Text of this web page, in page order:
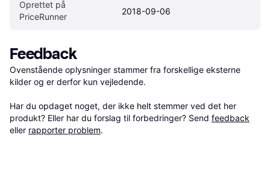
Oprettet på
PriceRunner
2018-09-06
Feedback
Ovenstående oplysninger stammer fra forskellige eksterne
kilder og er derfor kun vejledende.
Har du opdaget noget, der ikke helt stemmer ved det her
produkt? Eller har du forslag til forbedringer? Send feedback
eller rapporter problem.